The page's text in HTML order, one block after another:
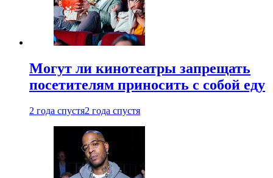
Могут ли кинотеатры запрещать
посетителям приносить с собой еду
2 года спустя2 года спустя